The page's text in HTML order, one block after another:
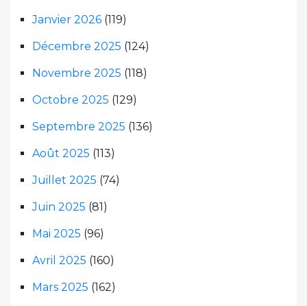
Janvier 2026 (119)
Décembre 2025 (124)
Novembre 2025 (118)
Octobre 2025 (129)
Septembre 2025 (136)
Août 2025 (113)
Juillet 2025 (74)
Juin 2025 (81)
Mai 2025 (96)
Avril 2025 (160)
Mars 2025 (162)